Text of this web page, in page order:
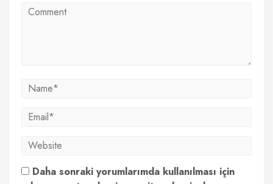
Daha sonraki yorumlarımda kullanılması için